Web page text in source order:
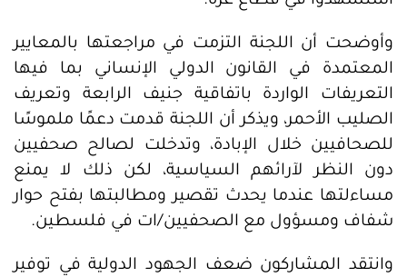
وأوضحت أن اللجنة التزمت في مراجعتها بالمعايير
المعتمدة في القانون الدولي الإنساني بما فيها
التعريفات الواردة باتفاقية جنيف الرابعة وتعريف
الصليب الأحمر، ويذكر أن اللجنة قدمت دعمًا ملموسًا
للصحافيين خلال الإبادة، وتدخلت لصالح صحفيين
دون النظر لآرائهم السياسية، لكن ذلك لا يمنع
مساءلتها عندما يحدث تقصير ومطالبتها بفتح حوار
شفاف ومسؤول مع الصحفيين/ات في فلسطين.
وانتقد المشاركون ضعف الجهود الدولية في توفير